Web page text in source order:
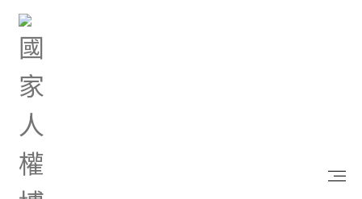
首頁
穿梭虛構與真實的寫繪－人權繪
本的創作與出版